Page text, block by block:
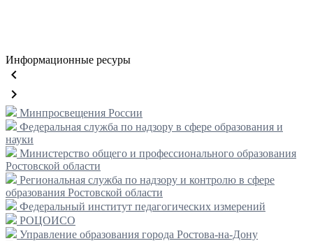
Информационные ресуры
keyboard_arrow_left
keyboard_arrow_right
Минпросвещения России
Федеральная служба по надзору в сфере образования и
науки
Министерство общего и профессионального образования
Ростовской области
Региональная служба по надзору и контролю в сфере
образования Ростовской области
Федеральный институт педагогических измерений
РОЦОИСО
Управление образования города Ростова-на-Дону